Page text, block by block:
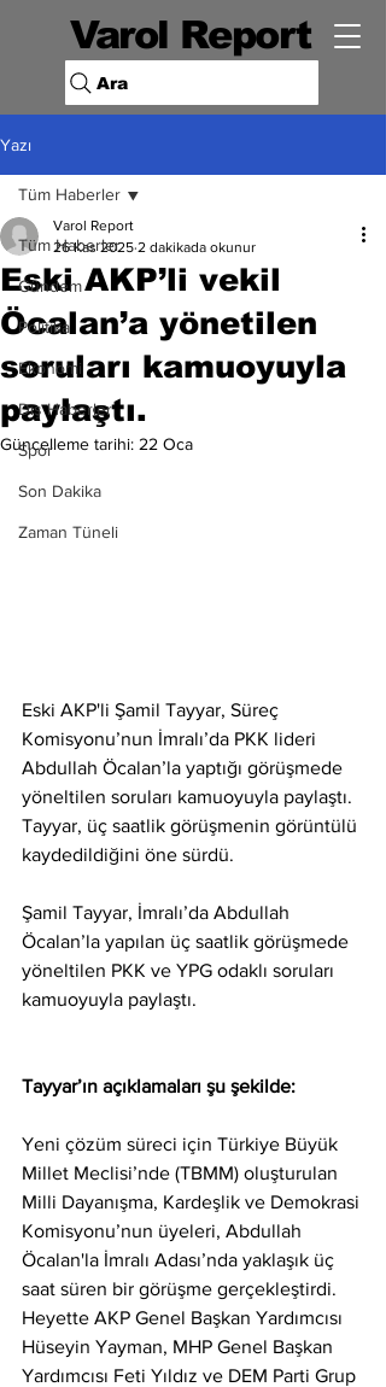
Varol Report
Ara
Yazı
Tüm Haberler
Gündem
Politika
Ekonomi
Dış Haberler
Spor
Son Dakika
Zaman Tüneli
Tüm Haberler
Eski AKP’li vekil
Öcalan’a yönetilen
soruları kamuoyuyla
paylaştı.
Varol Report
26 Kas 2025 2 dakikada okunur
Güncelleme tarihi: 22 Oca
Eski AKP'li Şamil Tayyar, Süreç
Komisyonu’nun İmralı’da PKK lideri
Abdullah Öcalan’la yaptığı görüşmede
yöneltilen soruları kamuoyuyla paylaştı.
Tayyar, üç saatlik görüşmenin görüntülü
kaydedildiğini öne sürdü.
Şamil Tayyar, İmralı’da Abdullah
Öcalan’la yapılan üç saatlik görüşmede
yöneltilen PKK ve YPG odaklı soruları
kamuoyuyla paylaştı.
Tayyar’ın açıklamaları şu şekilde:
Yeni çözüm süreci için Türkiye Büyük
Millet Meclisi’nde (TBMM) oluşturulan
Milli Dayanışma, Kardeşlik ve Demokrasi
Komisyonu’nun üyeleri, Abdullah
Öcalan'la İmralı Adası’nda yaklaşık üç
saat süren bir görüşme gerçekleştirdi.
Heyette AKP Genel Başkan Yardımcısı
Hüseyin Yayman, MHP Genel Başkan
Yardımcısı Feti Yıldız ve DEM Parti Grup